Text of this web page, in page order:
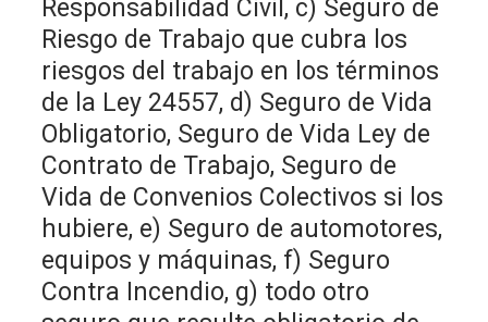
Responsabilidad Civil, c) Seguro de
Riesgo de Trabajo que cubra los
riesgos del trabajo en los términos
de la Ley 24557, d) Seguro de Vida
Obligatorio, Seguro de Vida Ley de
Contrato de Trabajo, Seguro de
Vida de Convenios Colectivos si los
hubiere, e) Seguro de automotores,
equipos y máquinas, f) Seguro
Contra Incendio, g) todo otro